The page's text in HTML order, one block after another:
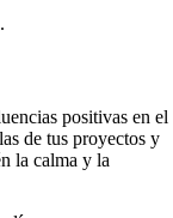
positivas en el
de tus proyectos y
la calma y la